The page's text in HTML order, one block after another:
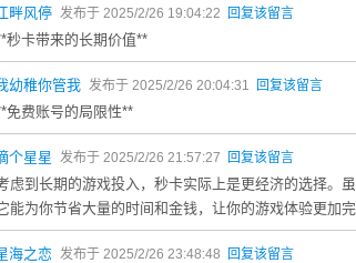
畔风停 发布于 2025/2/26 19:04:22 回复该留言
秒卡带来的长期价值**
幼稚你管我 发布于 2025/2/26 20:04:31 回复该留言
免费账号的局限性**
个星星 发布于 2025/2/26 21:57:27 回复该留言
虑到长期的游戏投入，秒卡实际上是更经济的选择。
能为你节省大量的时间和金钱，让你的游戏体验更加完
海之恋 发布于 2025/2/26 23:48:48 回复该留言